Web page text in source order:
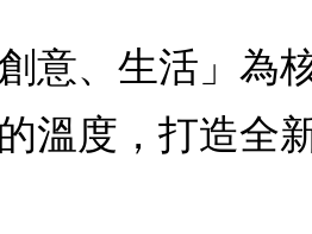
意、生活」為
溫度，打造全